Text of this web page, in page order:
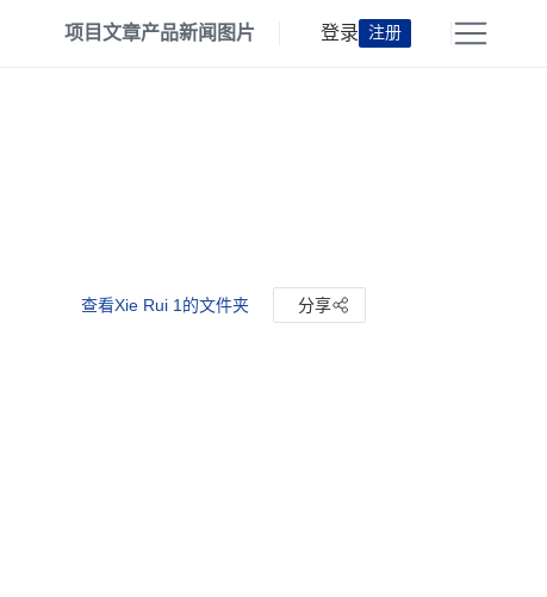
项目文章产品新闻 图片 登录 注册
查看Xie Rui 1的文件夹 分享